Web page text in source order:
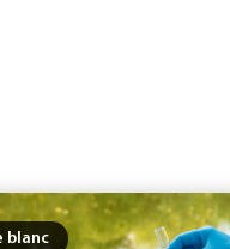
technologique.
blanc